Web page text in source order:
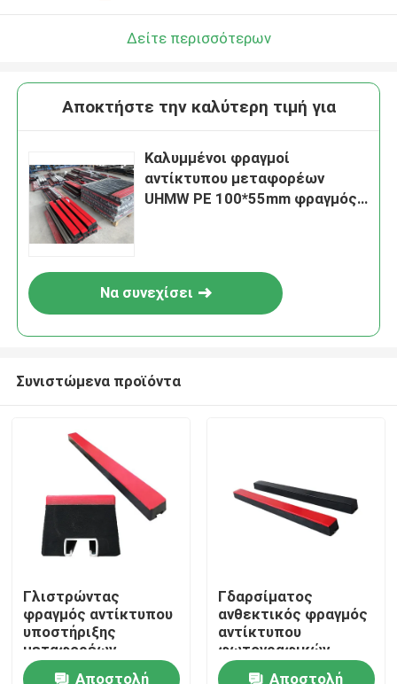
Προϊόντα
Βίντεο
Δείτε περισσότερων
Αποκτήστε την καλύτερη τιμή για
Καλυμμένοι φραγμοί
αντίκτυπου μεταφορέων
UHMW PE 100*55mm φραγμός
Να συνεχίσει
Συνιστώμενα προϊόντα
Γλιστρώντας
φραγμός αντίκτυπου
υποστήριξης
μεταφορέων
φραγμών αντίκτυπου
Αποστολή
Γδαρσίματος
ανθεκτικός φραγμός
αντίκτυπου
φωτογραφικών
διαφανειών uhmw-PE
Αποστολή